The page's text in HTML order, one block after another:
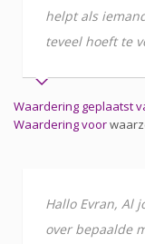
helpt als
teveel hoeft te
Waardering geplaatst
Waardering voor
Hallo Evran, Al
over bepaalde